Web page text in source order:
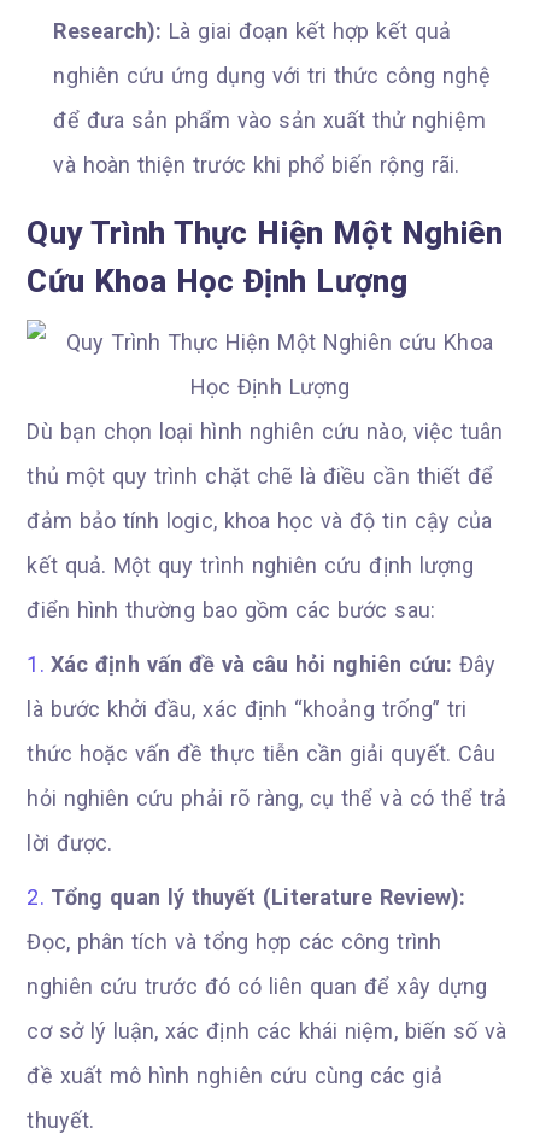
Research): Là giai đoạn kết hợp kết quả
nghiên cứu ứng dụng với tri thức công nghệ
để đưa sản phẩm vào sản xuất thử nghiệm
và hoàn thiện trước khi phổ biến rộng rãi.
Quy Trình Thực Hiện Một Nghiên
Cứu Khoa Học Định Lượng
Dù bạn chọn loại hình nghiên cứu nào, việc tuân
thủ một quy trình chặt chẽ là điều cần thiết để
đảm bảo tính logic, khoa học và độ tin cậy của
kết quả. Một quy trình nghiên cứu định lượng
điển hình thường bao gồm các bước sau:
Xác định vấn đề và câu hỏi nghiên cứu: Đây
là bước khởi đầu, xác định “khoảng trống” tri
thức hoặc vấn đề thực tiễn cần giải quyết. Câu
hỏi nghiên cứu phải rõ ràng, cụ thể và có thể trả
lời được.
Tổng quan lý thuyết (Literature Review):
Đọc, phân tích và tổng hợp các công trình
nghiên cứu trước đó có liên quan để xây dựng
cơ sở lý luận, xác định các khái niệm, biến số và
đề xuất mô hình nghiên cứu cùng các giả
thuyết.